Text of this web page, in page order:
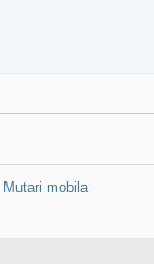
Mutari mobila